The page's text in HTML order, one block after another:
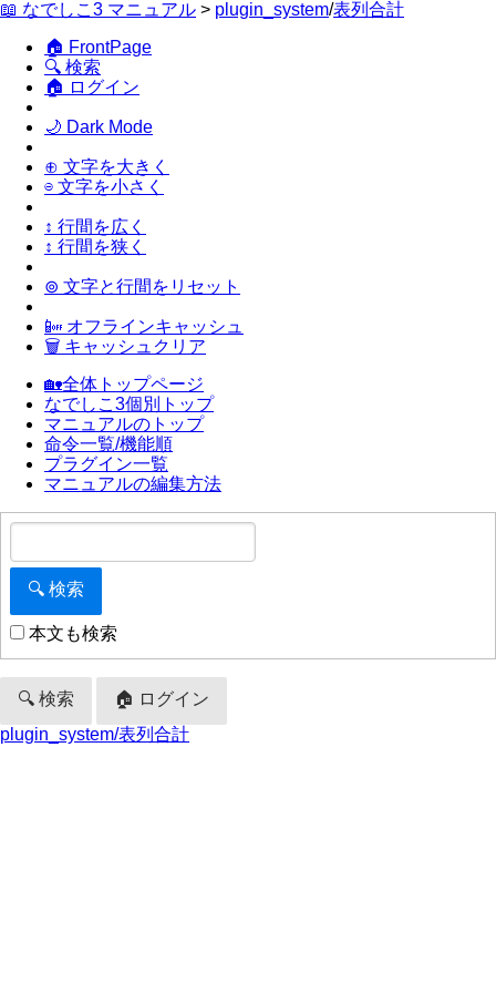
📖 なでしこ3 マニュアル > plugin_system/表列合計
🏠 FrontPage
🔍 検索
🏠 ログイン
🌙 Dark Mode
⊕ 文字を大きく
⊖ 文字を小さく
↕ 行間を広く
↕ 行間を狭く
⊚ 文字と行間をリセット
📴 オフラインキャッシュ
🗑 キャッシュクリア
🏡全体トップページ
なでしこ3個別トップ
マニュアルのトップ
命令一覧/機能順
プラグイン一覧
マニュアルの編集方法
本文も検索
🔍 検索
🏠 ログイン
plugin_system/表列合計